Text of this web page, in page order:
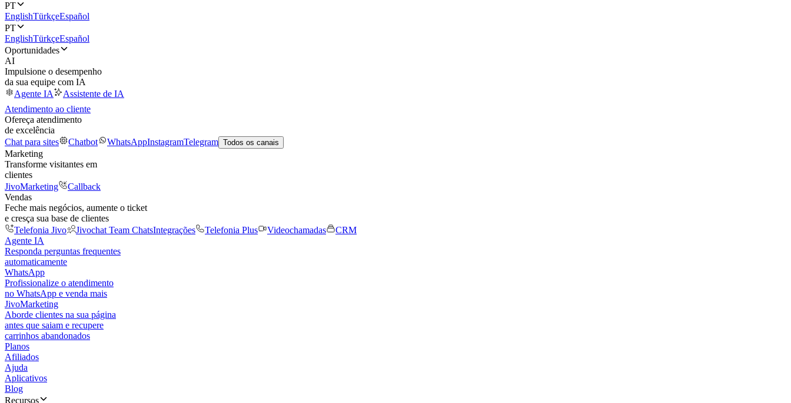
PT
EnglishTürkçeEspañol
PT
EnglishTürkçeEspañol
Oportunidades
AI
Impulsione o desempenho
da sua equipe com IA
Agente IA
Assistente de IA
Atendimento ao cliente
Ofereça atendimento
de excelência
Chat para sites
Chatbot WhatsAppInstagramTelegram Todos os canais
Marketing
Transforme visitantes em
clientes
JivoMarketing
Callback
Vendas
Feche mais negócios, aumente o ticket
e cresça sua base de clientes
Telefonia Jivo
Jivochat Team ChatsIntegrações Telefonia Plus Videochamadas
CRM
Agente IA
Responda perguntas frequentes
automaticamente
WhatsApp
Profissionalize o atendimento
no WhatsApp e venda mais
JivoMarketing
Aborde clientes na sua página
antes que saiam e recupere
carrinhos abandonados
Planos
Afiliados
Ajuda
Aplicativos
Blog
Recursos